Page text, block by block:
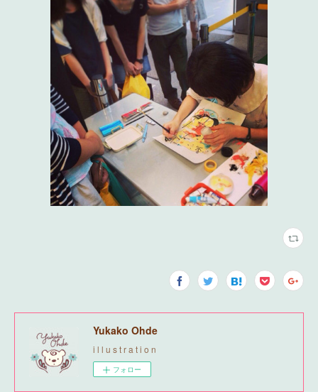
Yukako Ohde
i l l u s t r a t i o n
フォロー